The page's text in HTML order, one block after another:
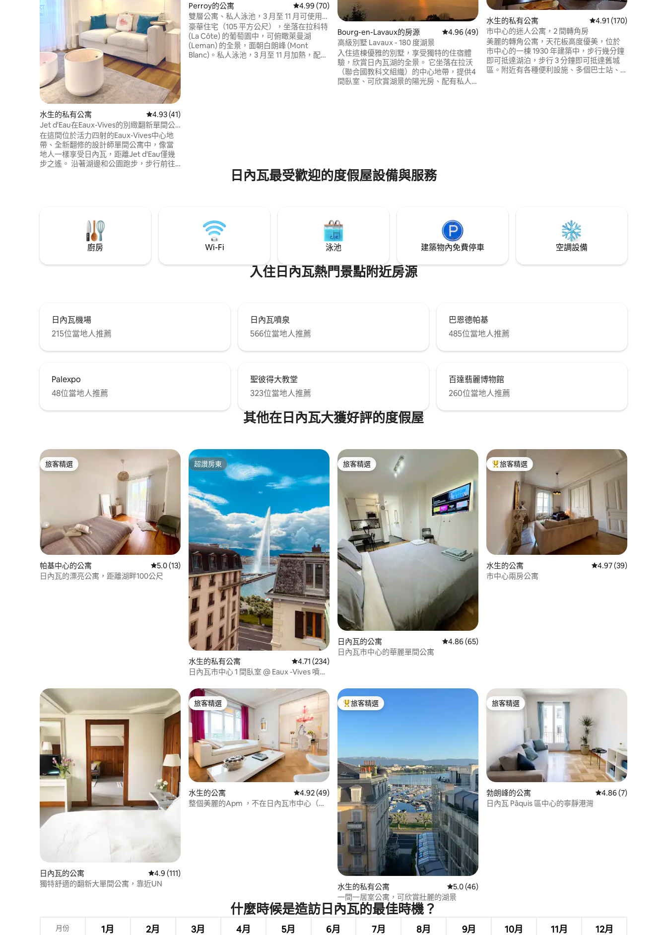
水生的私有公寓 從 41 則評價中獲得 4.93 的平均評分（滿分 5 分）
4.93 (41)
Jet d'Eau在Eaux-Vives的別緻翻新單間公
寓
在這間位於活力四射的Eaux-Vives中心地
帶、全新翻修的設計師單間公寓中，像當
地人一樣享受日內瓦，距離Jet d'Eau僅幾
步之遙。 沿著湖邊和公園跑步，步行前往
誌性活動，如l 'Escalade、Bol d' Or和馬拉
Perroy的公寓 從 70 則評價中獲得 4.99 的平均評分（滿分 5 分）
4.99 (70)
雙層公寓、私人泳池，3 月至 11 月可使用溫
水泳池
豪華住宅（105 平方公尺），坐落在拉科特
(La Côte) 的葡萄園中，可俯瞰萊曼湖
(Leman) 的全景，面朝白朗峰 (Mont
Blanc)。私人泳池，3 月至 11 月加熱，配備
Bourg-en-Lavaux的房源 從 49 則評價中獲得 4.96 的平均評分（滿分 5 分）
4.96 (49)
高級別墅 Lavaux - 180 度湖景
入住這棟優雅的別墅，享受獨特的住宿體
驗，欣賞日內瓦湖的全景。 它坐落在拉沃
（聯合國教科文組織）的中心地帶，提供4
間臥室、可欣賞湖景的陽光房、配有私人
水生的私有公寓 從 170 則評價中獲得
4.91 (170)
市中心的迷人公寓，2 間轉角房
美麗的轉角公寓，天花板高度優美，位於
市中心的一棟 1930 年建築中，步行幾分鐘
即可抵達湖泊，步行 3 分鐘即可抵達舊城
區。附近有各種便利設施、多個巴士站、
日內瓦最受歡迎的度假屋設備與服務
廚房 Wi-Fi 泳池 建築物內免費停車 空調設備
入住日內瓦熱門景點附近房源
日內瓦機場
215位當地人推薦
日內瓦噴泉
566位當地人推薦
巴恩德帕基
485位當地人推薦
Palexpo
48位當地人推薦
聖彼得大教堂
323位當地人推薦
百達翡麗博物館
260位當地人推薦
其他在日內瓦大獲好評的度假屋
旅客精選
旅客精選
帕基中心的公寓 從 13 則評價中獲得 5.0 的平均評分（滿分 5 分）
5.0 (13)
日內瓦的漂亮公寓，距離湖畔100公尺
超讚房東
超讚房東
水生的私有公寓 從 234 則評價中獲得 4.71 的平均評分（滿分 5 分）
4.71 (234)
日內瓦市中心 1 間臥室 @ Eaux -Vives 噴泉
旅客精選
旅客精選
日內瓦的公寓 從 65 則評價中獲得 4.86 的平均評分（滿分 5 分）
4.86 (65)
日內瓦市中心的華麗單間公寓
旅客精選榜首
旅客精選
水生的公寓 從 39 則評價中獲得
4.97 (39)
市中心兩房公寓
日內瓦的公寓 從 111 則評價中獲得 4.9 的平均評分（滿分 5 分）
4.9 (111)
獨特舒適的翻新大單間公寓，靠近UN
旅客精選
旅客精選
水生的公寓 從 49 則評價中獲得 4.92 的平均評分（滿分 5 分）
4.92 (49)
整個美麗的Apm ，不在日內瓦市中心（
旅客精選榜首
旅客精選
水生的私有公寓 從 46 則評價中獲得 5.0 的平均評分（滿分 5 分）
5.0 (46)
一間一居室公寓，可欣賞壯麗的湖景
旅客精選
旅客精選
勃朗峰的公寓 從 7 則評價中獲得
4.86 (7)
日內瓦 Pâquis 區中心的寧靜港灣
什麼時候是造訪日內瓦的最佳時機？
月份 1月 2月 3月 4月 5月 6月 7月 8月 9月 10月 11月 12月